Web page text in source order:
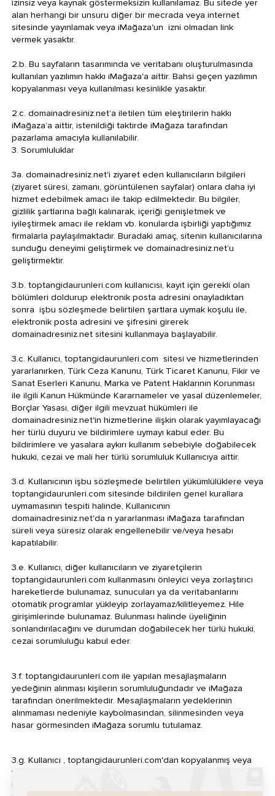
izinsiz veya kaynak göstermeksizin kullanılamaz. Bu sitede yer
alan herhangi bir unsuru diğer bir mecrada veya internet
sitesinde yayınlamak veya iMağaza'un izni olmadan link
vermek yasaktır.
2.b. Bu sayfaların tasarımında ve veritabanı oluşturulmasında
kullanılan yazılımın hakkı iMağaza'a aittir. Bahsi geçen yazılımın
kopyalanması veya kullanılması kesinlikle yasaktır.
2.c. domainadresiniz.net’a iletilen tüm eleştirilerin hakkı
iMağaza’a aittir, istenildiği taktirde iMağaza tarafından
pazarlama amacıyla kullanılabilir.
3. Sorumluluklar
3a. domainadresiniz.net'i ziyaret eden kullanıcıların bilgileri
(ziyaret süresi, zamanı, görüntülenen sayfalar) onlara daha iyi
hizmet edebilmek amacı ile takip edilmektedir. Bu bilgiler,
gizlilik şartlarına bağlı kalınarak, içeriği genişletmek ve
iyileştirmek amacı ile reklam vb. konularda işbirliği yaptığımız
firmalarla paylaşılmaktadır. Buradaki amaç, sitenin kullanıcılarına
sunduğu deneyimi geliştirmek ve domainadresiniz.net’u
geliştirmektir.
3.b. toptangidaurunleri.com kullanıcısı, kayıt için gerekli olan
bölümleri doldurup elektronik posta adresini onayladıktan
sonra işbu sözleşmede belirtilen şartlara uymak koşulu ile,
elektronik posta adresini ve şifresini girerek
domainadresiniz.net sitesini kullanmaya başlayabilir.
3.c. Kullanıcı, toptangidaurunleri.com sitesi ve hizmetlerinden
yararlanırken, Türk Ceza Kanunu, Türk Ticaret Kanunu, Fikir ve
Sanat Eserleri Kanunu, Marka ve Patent Haklarının Korunması
ile ilgili Kanun Hükmünde Kararnameler ve yasal düzenlemeler,
Borçlar Yasası, diğer ilgili mevzuat hükümleri ile
domainadresiniz.net'in hizmetlerine ilişkin olarak yayımlayacağı
her türlü duyuru ve bildirimlere uymayı kabul eder. Bu
bildirimlere ve yasalara aykırı kullanım sebebiyle doğabilecek
hukuki, cezai ve mali her türlü sorumluluk Kullanıcıya aittir.
3.d. Kullanıcının işbu sözleşmede belirtilen yükümlülüklere veya
toptangidaurunleri.com sitesinde bildirilen genel kurallara
uymamasının tespiti halinde, Kullanıcının
domainadresiniz.net'da n yararlanması iMağaza tarafından
süreli veya süresiz olarak engellenebilir ve/veya hesabı
kapatılabilir.
3.e. Kullanıcı, diğer kullanıcıların ve ziyaretçilerin
toptangidaurunleri.com kullanmasını önleyici veya zorlaştırıcı
hareketlerde bulunamaz, sunucuları ya da veritabanlarını
otomatik programlar yükleyip zorlayamaz/kilitleyemez. Hile
girişimlerinde bulunamaz. Bulunması halinde üyeliğinin
sonlandırılacağını ve durumdan doğabilecek her türlü hukuki,
cezai sorumluluğu kabul eder.
3.f. toptangidaurunleri.com ile yapılan mesajlaşmaların
yedeğinin alınması kişilerin sorumluluğundadır ve iMağaza
tarafından önerilmektedir. Mesajlaşmaların yedeklerinin
alınmaması nedeniyle kaybolmasından, silinmesinden veya
hasar görmesinden iMağaza sorumlu tutulamaz.
3.g. Kullanıcı , toptangidaurunleri.com'dan kopyalanmış veya
yazıcı ile yazdırılmış hiçbir materyal üzerinden Telif Hakkı, Ticari
Marka ve her türlü Fikir ve Sanat Eserleri Kanunu kapsamı